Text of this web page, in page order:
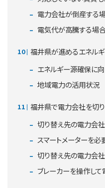
電力会社が倒産する
電気代が高騰する場
福井県が進めるエネル
エネルギー源確保に
地域電力の活用状況
福井県で電力会社を切
切り替え先の電力会
スマートメーターを必
切り替え先の電力会
ブレーカーを操作し